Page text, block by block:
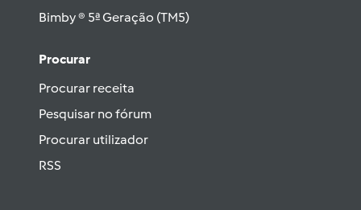
Bimby ® 5ª Geração (TM5)
Procurar
Procurar receita
Pesquisar no fórum
Procurar utilizador
RSS